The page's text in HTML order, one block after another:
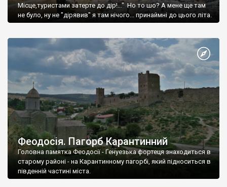
Місце,туристами затерте до дір!..." Но то шо? А мене ще там
не було, ну не "дірявив" я там нічого... принаймні до цього літа.
Феодосія. Пагорб Карантинний
Головна памятка Феодосії - Генуезька фортеця знаходиться в
старому районі - на Карантинному пагорбі, який підноситься в
південній частині міста.